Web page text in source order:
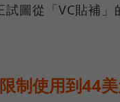
圖從「VC貼補
制使用到44